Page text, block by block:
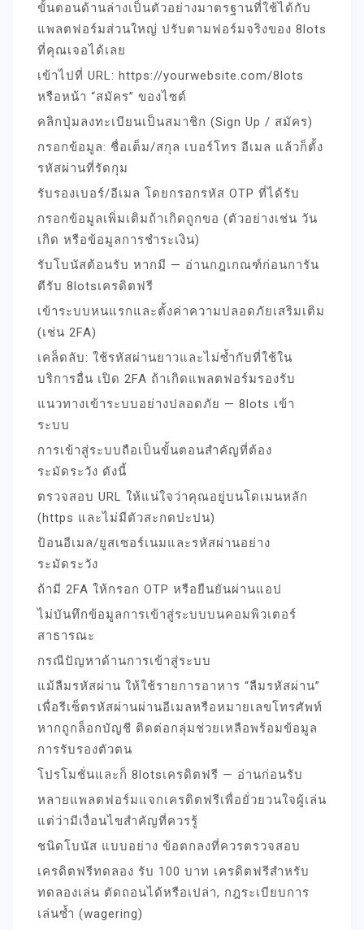
ขั้นตอนด้านล่างเป็นตัวอย่างมาตรฐานที่ใช้ได้กับ
แพลตฟอร์มส่วนใหญ่ ปรับตามฟอร์มจริงของ 8lots
ที่คุณเจอได้เลย
เข้าไปที่ URL: https://yourwebsite.com/8lots
หรือหน้า “สมัคร” ของไซต์
คลิกปุ่มลงทะเบียนเป็นสมาชิก (Sign Up / สมัคร)
กรอกข้อมูล: ชื่อเต็ม/สกุล เบอร์โทร อีเมล แล้วก็ตั้ง
รหัสผ่านที่รัดกุม
รับรองเบอร์/อีเมล โดยกรอกรหัส OTP ที่ได้รับ
กรอกข้อมูลเพิ่มเติมถ้าเกิดถูกขอ (ตัวอย่างเช่น วัน
เกิด หรือข้อมูลการชำระเงิน)
รับโบนัสต้อนรับ หากมี — อ่านกฎเกณฑ์ก่อนการัน
ตีรับ 8lotsเครดิตฟรี
เข้าระบบหนแรกและตั้งค่าความปลอดภัยเสริมเติม
(เช่น 2FA)
เคล็ดลับ: ใช้รหัสผ่านยาวและไม่ซ้ำกับที่ใช้ใน
บริการอื่น เปิด 2FA ถ้าเกิดแพลตฟอร์มรองรับ
แนวทางเข้าระบบอย่างปลอดภัย — 8lots เข้า
ระบบ
การเข้าสู่ระบบถือเป็นขั้นตอนสำคัญที่ต้อง
ระมัดระวัง ดังนี้
ตรวจสอบ URL ให้แน่ใจว่าคุณอยู่บนโดเมนหลัก
(https และไม่มีตัวสะกดปะปน)
ป้อนอีเมล/ยูสเซอร์เนมและรหัสผ่านอย่าง
ระมัดระวัง
ถ้ามี 2FA ให้กรอก OTP หรือยืนยันผ่านแอป
ไม่บันทึกข้อมูลการเข้าสู่ระบบบนคอมพิวเตอร์
สาธารณะ
กรณีปัญหาด้านการเข้าสู่ระบบ
แม้ลืมรหัสผ่าน ให้ใช้รายการอาหาร “ลืมรหัสผ่าน”
เพื่อรีเซ็ตรหัสผ่านผ่านอีเมลหรือหมายเลขโทรศัพท์
หากถูกล็อกบัญชี ติดต่อกลุ่มช่วยเหลือพร้อมข้อมูล
การรับรองตัวตน
โปรโมชั่นและก็ 8lotsเครดิตฟรี — อ่านก่อนรับ
หลายแพลตฟอร์มแจกเครดิตฟรีเพื่อยั่วยวนใจผู้เล่น
แต่ว่ามีเงื่อนไขสำคัญที่ควรรู้
ชนิดโบนัส แบบอย่าง ข้อตกลงที่ควรตรวจสอบ
เครดิตฟรีทดลอง รับ 100 บาท เครดิตฟรีสำหรับ
ทดลองเล่น ตัดถอนได้หรือเปล่า, กฎระเบียบการ
เล่นซ้ำ (wagering)